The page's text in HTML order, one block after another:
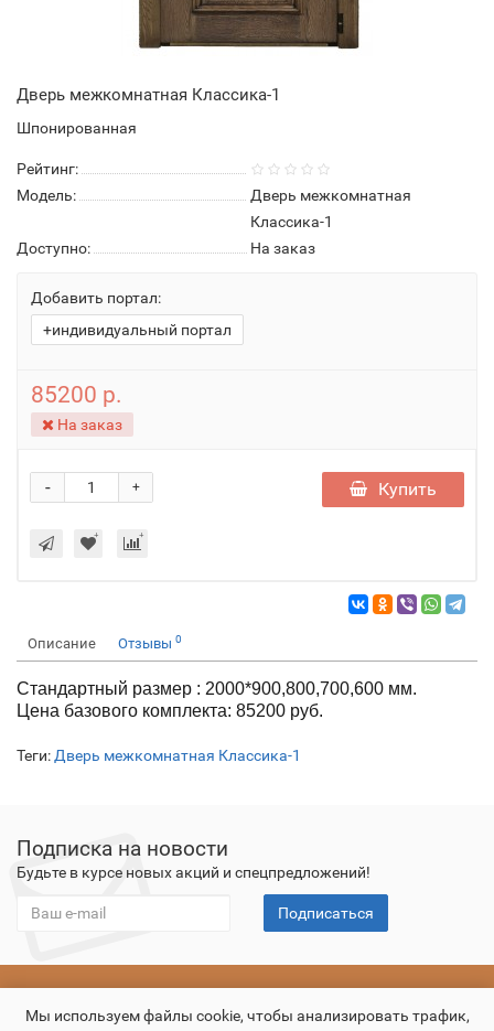
Дверь межкомнатная Классика-1
Шпонированная
Рейтинг:
Модель:
Дверь межкомнатная
Классика-1
Доступно:
На заказ
Добавить портал:
+индивидуальный портал
85200 р.
На заказ
+
- Купить
Описание Отзывы 0
Стандартный размер : 2000*900,800,700,600 мм.
Цена базового комплекта: 85200 руб.
Теги: Дверь межкомнатная Классика-1
Подписка на новости
Будьте в курсе новых акций и спецпредложений!
Подписаться
Мы используем файлы cookie, чтобы анализировать трафик,